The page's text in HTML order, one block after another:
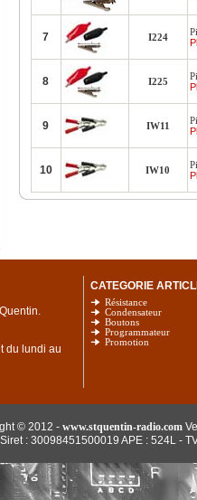
7 I224
8 I225
9 IW11
10 IW10
du lundi au
CATEGORIE
Résistance
Condensateur
Boutons
Programmateur
Promotion
© 2012 - www.stquentin-radio.com
Siret : 30098451500019 APE : 524L -